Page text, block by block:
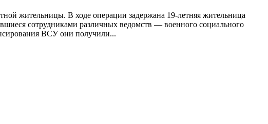
жительницы. В ходе операции задержана 19-летняя жительница
сотрудниками различных ведомств — военного социального
ВСУ они получили...